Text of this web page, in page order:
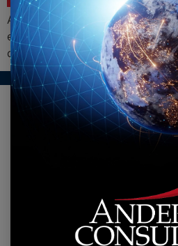
As ferramentas tecnológicas
eficiência e resultados
departamento financeiro da sua